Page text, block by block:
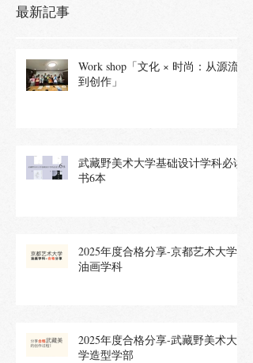
最新記事
Work shop「文化 × 时尚：从源流
到创作」
武藏野美术大学基础设计学科必读
书6本
2025年度合格分享-京都艺术大学
油画学科
2025年度合格分享-武藏野美术大
学造型学部